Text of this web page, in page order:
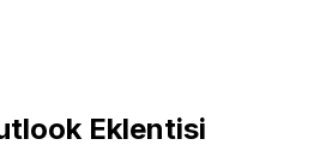
Eklentisi